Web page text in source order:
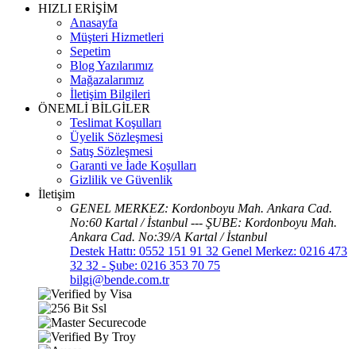
HIZLI ERİŞİM
Anasayfa
Müşteri Hizmetleri
Sepetim
Blog Yazılarımız
Mağazalarımız
İletişim Bilgileri
ÖNEMLİ BİLGİLER
Teslimat Koşulları
Üyelik Sözleşmesi
Satış Sözleşmesi
Garanti ve İade Koşulları
Gizlilik ve Güvenlik
İletişim
GENEL MERKEZ: Kordonboyu Mah. Ankara Cad.
No:60 Kartal / İstanbul --- ŞUBE: Kordonboyu Mah.
Ankara Cad. No:39/A Kartal / İstanbul
Destek Hattı: 0552 151 91 32 Genel Merkez: 0216 473
32 32 - Şube: 0216 353 70 75
bilgi@bende.com.tr